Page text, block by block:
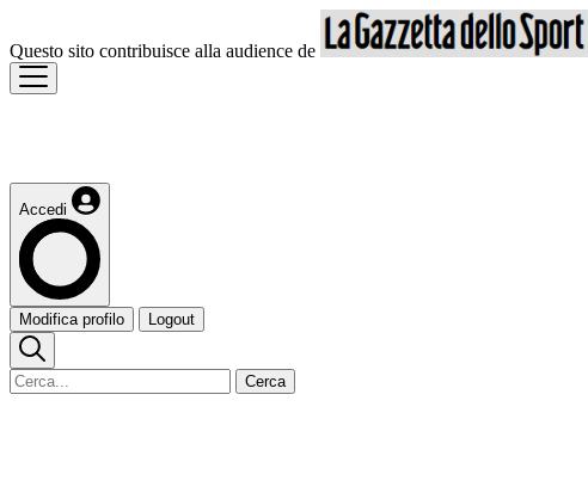
Questo sito contribuisce alla audience de
Accedi
Modifica profilo Logout
Cerca